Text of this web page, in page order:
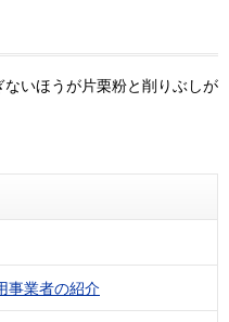
いほうが片栗粉と削りぶしが
事業者の紹介